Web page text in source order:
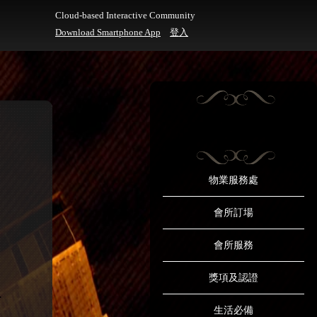
Cloud-based Interactive Community
Download Smartphone App
登入
物業服務處
會所訂場
會所服務
獎項及認證
生活必備